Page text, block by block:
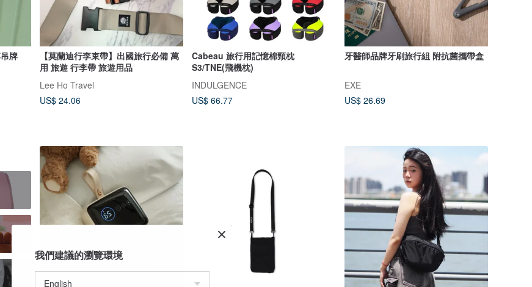
牌
【莫蘭迪行李束帶】出國旅行必備 萬
用 旅遊 行李帶 旅遊用品
Lee Ho Travel
US$ 24.06
Cabeau 旅行用記憶棉頸枕
S3/TNE(飛機枕)
INDULGENCE
US$ 66.77
牙醫師品牌牙刷旅行組 附抗菌攜帶盒
EXE
US$ 26.69
我們建議的瀏覽環境